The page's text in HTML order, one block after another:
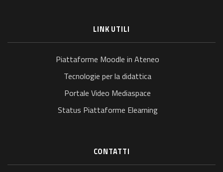
LINK UTILI
Piattaforme Moodle in Ateneo
Tecnologie per la didattica
Portale Video Mediaspace
Status Piattaforme Elearning
CONTATTI